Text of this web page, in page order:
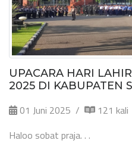
UPACARA HARI
2025 DI KABUPATEN
01 Juni 2025
121 kali
Haloo sobat praja. . .